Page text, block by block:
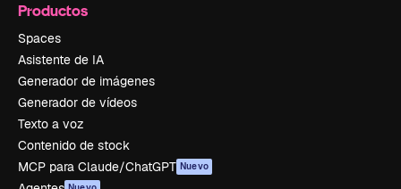
Productos
Spaces
Asistente de IA
Generador de imágenes
Generador de vídeos
Texto a voz
Contenido de stock
MCP para Claude/ChatGPT Nuevo